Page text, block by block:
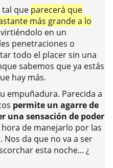
que parecerá que
más grande a lo
en un
penetraciones o
todo el placer sin una
sabemos que ya estás
hay más.
empuñadura. Parecida a
permite un agarre de
una sensación de poder
hora de manejarlo por las
da que no va a ser
esta noche... ¿